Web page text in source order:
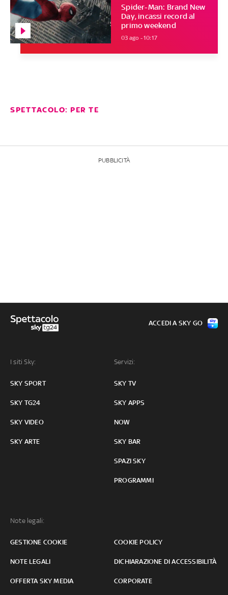
Spider-Man: Brand New
Day, incassi record al
primo weekend
03 ago - 10:17
SPETTACOLO: PER TE
PUBBLICITÀ
I siti Sky:
SKY SPORT
SKY TG24
SKY VIDEO
SKY ARTE
Servizi:
SKY TV
SKY APPS
NOW
SKY BAR
SPAZI SKY
PROGRAMMI
Note legali:
GESTIONE COOKIE COOKIE POLICY
NOTE LEGALI DICHIARAZIONE DI ACCESSIBILITÀ
OFFERTA SKY MEDIA CORPORATE
ACCEDI A SKY GO